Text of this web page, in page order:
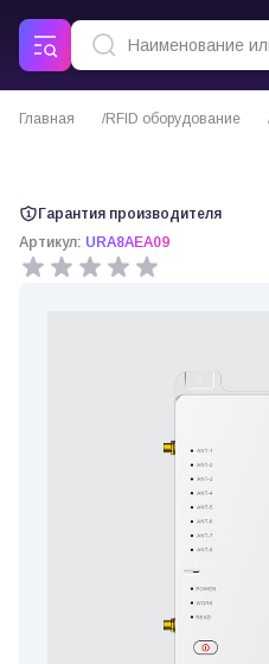
Главная RFID оборудование
Гарантия производителя
Артикул: URA8AEA09